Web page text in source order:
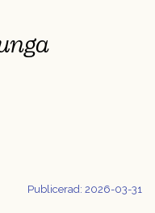
Publicerad: 2026-03-31